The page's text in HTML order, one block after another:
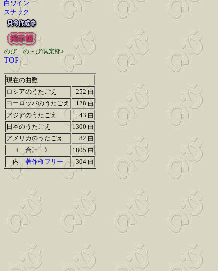
白ワイン
スナック
のび の～び倶楽部♪
TOP
現在の曲数
ロシアのうたごえ
252 曲
ヨーロッパのうたごえ
128 曲
アジアのうたごえ
43 曲
日本のうたごえ
1300 曲
アメリカのうたごえ
82 曲
《 合計 》
1805 曲
内著作権フリー 304 曲